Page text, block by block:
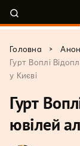
Головна >
Гурт Воплі
у Києві
Гурт
ювілей